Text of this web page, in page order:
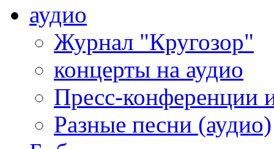
аудио
Журнал "Кругозор"
концерты на аудио
Пресс-конференции
Разные песни (аудио)